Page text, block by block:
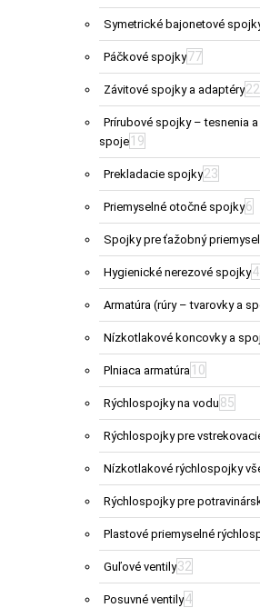
Symetrické bajonetové
Páčkové spojky77
Závitové spojky a adaptéry22
Prírubové spojky – tesnenia
spoje 19
Prekladacie spojky23
Priemyselné otočné spojky6
Spojky pre ťažobný
Hygienické nerezové spojky
Armatúra (rúry – tvarovky a
Nízkotlakové koncovky a
Plniaca armatúra 10
Rýchlospojky na vodu 85
Rýchlospojky pre
Nízkotlakové rýchlospojky
Rýchlospojky pre
Plastové priemyselné
Guľové ventily32
Posuvné ventily4